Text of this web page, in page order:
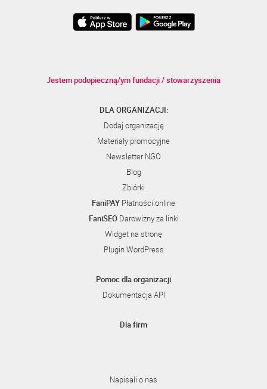
Jestem podopieczną/ym fundacji / stowarzyszenia
DLA ORGANIZACJI:
Dodaj organizację
Materiały promocyjne
Newsletter NGO
Blog
Zbiórki
FaniPAY Płatności online
FaniSEODarowizny za linki
Widget na stronę
Plugin WordPress
Pomoc dla organizacji
Dokumentacja API
Dla firm
Napisali o nas